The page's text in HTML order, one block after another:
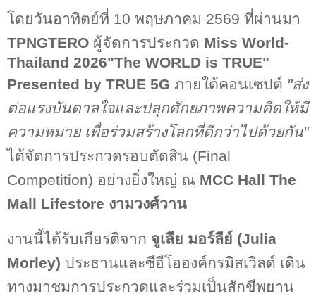
โดยวันอาทิตย์ที่ 10 พฤษภาคม 2569 ที่ผ่านมา
TPNGTERO ผู้จัดการประกวด Miss World-
Thailand 2026"The WORLD is TRUE"
Presented by TRUE 5G ภายใต้คอนเซปต์ "ส่ง
ต่อแรงบันดาลใจและปลุกศักยภาพความคิดให้มี
ความหมาย เพื่อร่วมสร้างโลกที่ดีกว่าไปด้วยกัน"
ได้จัดการประกวดรอบตัดสิน (Final
Competition) อย่างยิ่งใหญ่ ณ MCC Hall The
Mall Lifestore งามวงศ์วาน
งานนี้ได้รับเกียรติจาก จูเลีย มอร์ลีย์ (Julia
Morley) ประธานและซีอีโอองค์กรมิสเวิลด์ เดิน
ทางมาชมการประกวดและร่วมเป็นสักขีพยาน